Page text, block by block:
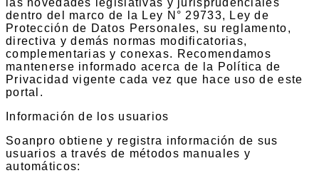
las novedades legislativas y jurisprudenciales
dentro del marco de la Ley N° 29733, Ley de
Protección de Datos Personales, su reglamento,
directiva y demás normas modificatorias,
complementarias y conexas. Recomendamos
mantenerse informado acerca de la Política de
Privacidad vigente cada vez que hace uso de este
portal.
Información de los usuarios
Soanpro obtiene y registra información de sus
usuarios a través de métodos manuales y
automáticos: